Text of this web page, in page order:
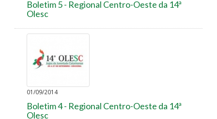
Boletim 5 - Regional Centro-Oeste da 14ª
Olesc
01/09/2014
Boletim 4 - Regional Centro-Oeste da 14ª
Olesc